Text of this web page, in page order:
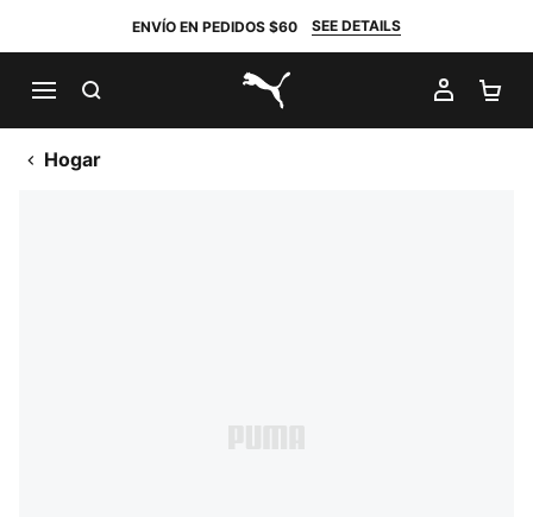
ENVÍO EN PEDIDOS $60 SEE DETAILS
PUMA.com
MI
Hogar